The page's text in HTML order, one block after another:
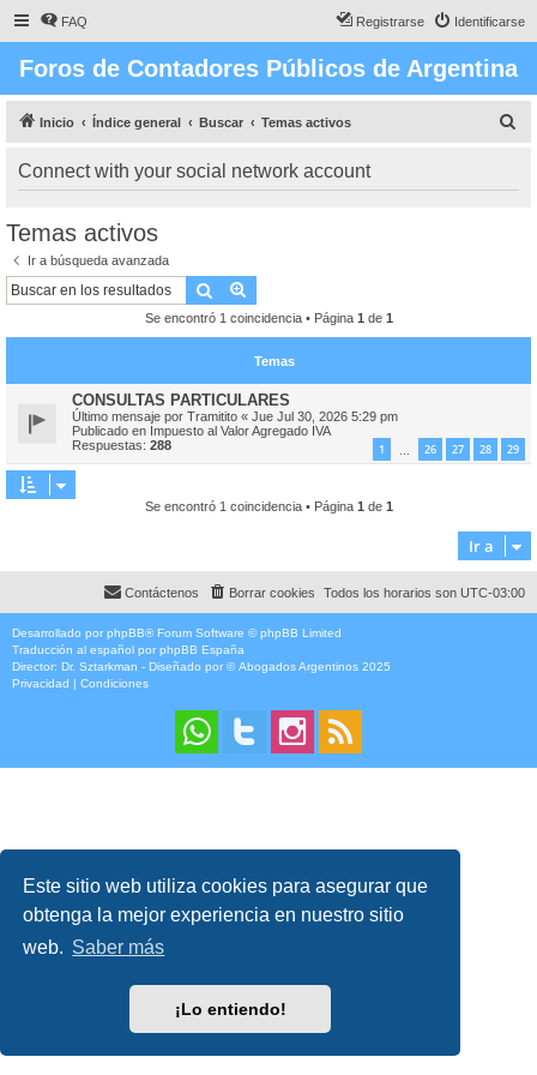
Este sitio web utiliza cookies para asegurar que
obtenga la mejor experiencia en nuestro sitio
web. Saber más
¡Lo entiendo!
FAQ Identificarse
Registrarse
Foros de Contadores Públicos de Argentina
Inicio Índice general Buscar Temas activos
Connect with your social network account
Temas activos
Ir a búsqueda avanzada
Buscar
Se encontró 1 coincidencia • Página 1 de 1
Temas
CONSULTAS PARTICULARES
Último mensaje por Tramitito « Jue Jul 30, 2026 5:29 pm
Publicado en Impuesto al Valor Agregado IVA
Respuestas: 288 1 26 27 28 29
Se encontró 1 coincidencia • Página 1 de 1
Ir a
Todos los horarios son UTC-03:00
Borrar cookies
Contáctenos
Desarrollado por phpBB® Forum Software © phpBB Limited
Traducción al español por phpBB España
Director: Dr. Sztarkman - Diseñado por ©Abogados Argentinos 2025
Privacidad | Condiciones